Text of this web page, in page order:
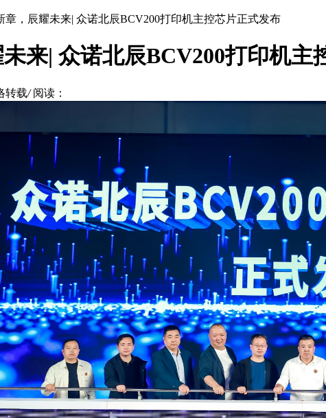
章，辰耀未来| 众诺北辰BCV200打印机主控芯片正式发布
来| 众诺北辰BCV200打印机主
转载/ 阅读：